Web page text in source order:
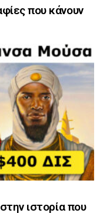
που κάνουν
ιστορία που